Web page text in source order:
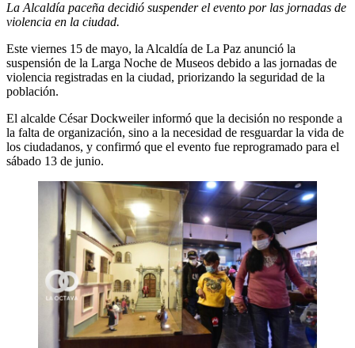
La Alcaldía paceña decidió suspender el evento por las jornadas de
violencia en la ciudad.
Este viernes 15 de mayo, la Alcaldía de La Paz anunció la
suspensión de la Larga Noche de Museos debido a las jornadas de
violencia registradas en la ciudad, priorizando la seguridad de la
población.
El alcalde César Dockweiler informó que la decisión no responde a
la falta de organización, sino a la necesidad de resguardar la vida de
los ciudadanos, y confirmó que el evento fue reprogramado para el
sábado 13 de junio.